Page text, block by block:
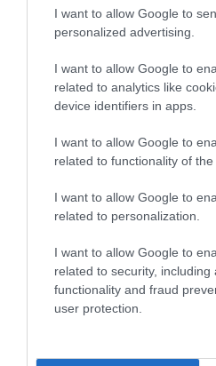
I want to allow Google to
personalized advertising.
I want to allow Google to
related to analytics like
device identifiers in apps.
I want to allow Google to
related to functionality of the
I want to allow Google to
related to personalization.
I want to allow Google to
related to security, including
functionality and fraud
user protection.
Az olasz design és az
tradíció és az
kivitelezéssel és
konyhabútorok a két
képviselik: olyan
teret biztosítanak az
Olasz design
megnyílt a
első…
HAMU ÉS GYÉMÁNT